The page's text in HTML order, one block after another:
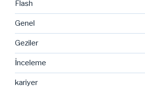
Flash
Genel
Geziler
İnceleme
kariyer